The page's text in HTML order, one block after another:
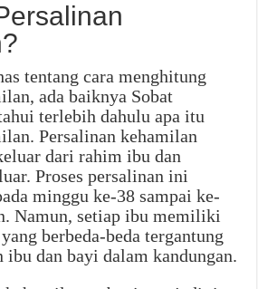
tentang cara menghitung
ada baiknya Sobat
terlebih dahulu apa itu
Persalinan kehamilan
dari rahim ibu dan
Proses persalinan ini
minggu ke-38 sampai ke-
Namun, setiap ibu memiliki
berbeda-beda tergantung
ibu dan bayi dalam kandungan.